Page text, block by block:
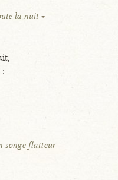
la nuit
:
songe flatteur